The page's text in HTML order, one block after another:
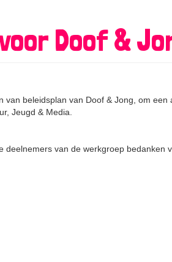
Doof &
beleidsplan van Doof & Jong, om een
Jeugd & Media.
deelnemers van de werkgroep bedanken